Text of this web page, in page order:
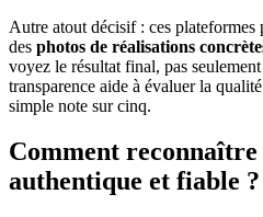
Autre atout décisif : ces plateformes
des photos de réalisations
voyez le résultat final, pas
transparence aide à évaluer la
simple note sur cinq.
Comment
authentique et fiable ?